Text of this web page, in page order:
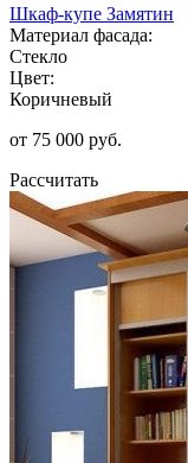
Шкаф-купе Замятин
Материал фасада:
Стекло
Цвет:
Коричневый
от 75 000 руб.
Рассчитать